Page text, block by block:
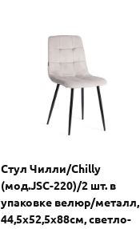
Стул Чилли/Chilly
(мод.JSC-220)/2 шт. в
упаковке велюр/металл,
44,5х52,5х88см, светло-